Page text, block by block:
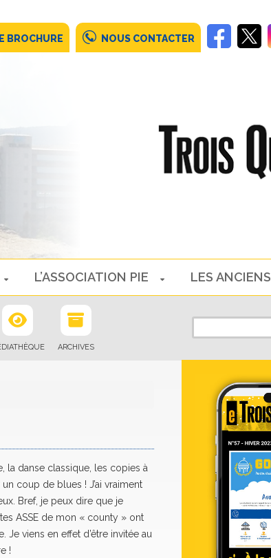
BROCHURE NOUS CONTACTER
L’ASSOCIATION PIE LES ANCIENS
ARCHIVES
la danse classique, les copies à
coup de blues ! J’ai vraiment
Bref, je peux dire que je
ASSE de mon « county » ont
Je viens en effet d’être invitée au
!